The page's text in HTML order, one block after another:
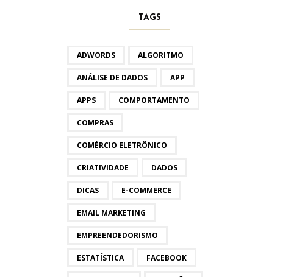
TAGS
ADWORDS ALGORITMO
ANÁLISE DE DADOS APP
APPS COMPORTAMENTO
COMPRAS
COMÉRCIO ELETRÔNICO
CRIATIVIDADE DADOS
DICAS E-COMMERCE
EMAIL MARKETING
EMPREENDEDORISMO
ESTATÍSTICA FACEBOOK